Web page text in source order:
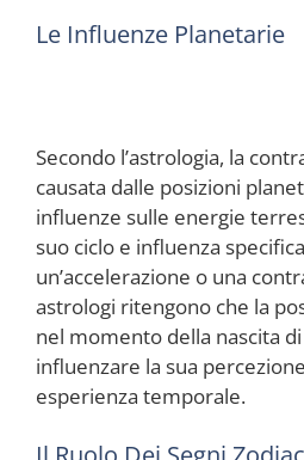
Le Influenze Planetarie
Secondo l’astrologia, la
causata dalle posizioni
influenze sulle energie
suo ciclo e influenza
un’accelerazione o una
astrologi ritengono che la
nel momento della nascita
influenzare la sua
esperienza temporale.